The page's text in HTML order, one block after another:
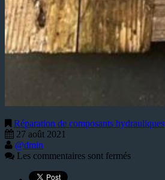
Réparation de composants hydrauliques
27 août 2021
@dmin
Les commentaires sont fermés